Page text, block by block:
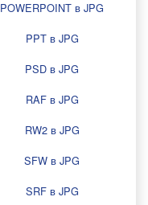
POWERPOINT в JPG
PPT в JPG
PSD в JPG
RAF в JPG
RW2 в JPG
SFW в JPG
SRF в JPG